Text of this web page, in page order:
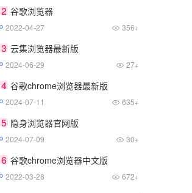
2 谷歌浏览器
2022-04-27 356+
3 云集浏览器最新版
2024-06-29 27+
4 谷歌chrome浏览器最新版
2024-07-11 635+
5 隐身浏览器官网版
2024-07-09 30+
6 谷歌chrome浏览器中文版
2022-03-28 672+